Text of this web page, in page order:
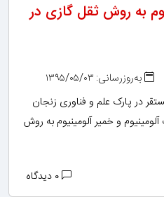
به روش ثقل‌ گازی در
به‌روزرسانی: ۱۳۹۵/۰۵/۰۳
در پارک علم و فناوری زنجان
و خمیر آلومینیوم به روش